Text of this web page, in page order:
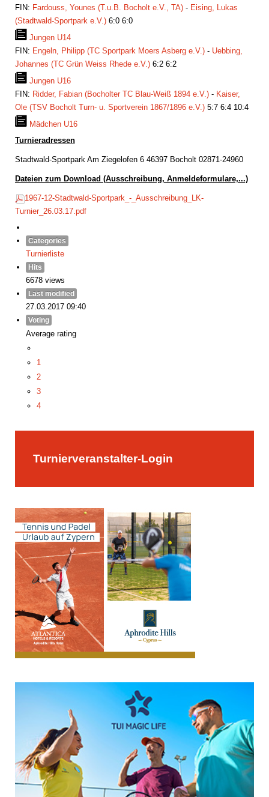
FIN: Fardouss, Younes (T.u.B. Bocholt e.V., TA) - Eising, Lukas
(Stadtwald-Sportpark e.V.) 6:0 6:0
Jungen U14
FIN: Engeln, Philipp (TC Sportpark Moers Asberg e.V.) - Uebbing,
Johannes (TC Grün Weiss Rhede e.V.) 6:2 6:2
Jungen U16
FIN: Ridder, Fabian (Bocholter TC Blau-Weiß 1894 e.V.) - Kaiser,
Ole (TSV Bocholt Turn- u. Sportverein 1867/1896 e.V.) 5:7 6:4 10:4
Mädchen U16
Turnieradressen
Stadtwald-Sportpark Am Ziegelofen 6 46397 Bocholt 02871-24960
Dateien zum Download (Ausschreibung, Anmeldeformulare,...)
1967-12-Stadtwald-Sportpark_-_Ausschreibung_LK-
Turnier_26.03.17.pdf
Categories
Turnierliste
Hits
6678 views
Last modified
27.03.2017 09:40
Voting
Average rating
1
2
3
4
Turnierveranstalter-Login